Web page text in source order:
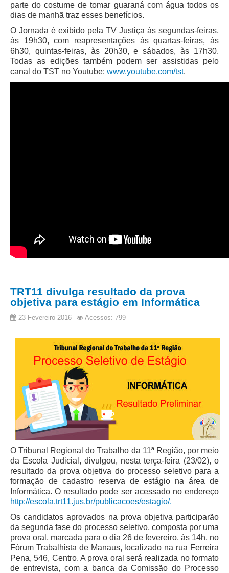
Resolução do Plantão Judiciário
Manuais do CNJ
Estrutura Organizacional
Protocolos de Julgamento
Integração das Ouvidorias
O que é Ouvidoria?
Carta de Serviços à Cidadania
Ouvidoria no CSJT
Dúvidas Frequentes
Faça sua Manifestação
Denúncia Assédio Moral ou Sexual
Denúncia Assédio Eleitoral
Notícia de Irregularidade Anônima
Denúncia Atos de Corrupção
Contato
Contatos - Trabalho Remoto
Fale Conosco
Atendimento ao Público
Fones TRT
Fones TST
Endereços das Unidades
parte do costume de tomar guaraná com água todos os
dias de manhã traz esses benefícios.
O Jornada é exibido pela TV Justiça às segundas-feiras,
às 19h30, com reapresentações às quartas-feiras, às
6h30, quintas-feiras, às 20h30, e sábados, às 17h30.
Todas as edições também podem ser assistidas pelo
canal do TST no Youtube: www.youtube.com/tst.
TRT11 divulga resultado da prova
objetiva para estágio em Informática
23 Fevereiro 2016 Acessos: 799
O Tribunal Regional do Trabalho da 11ª Região, por meio
da Escola Judicial, divulgou, nesta terça-feira (23/02), o
resultado da prova objetiva do processo seletivo para a
formação de cadastro reserva de estágio na área de
Informática. O resultado pode ser acessado no endereço
http://escola.trt11.jus.br/publicacoes/estagio/.
Os candidatos aprovados na prova objetiva participarão
da segunda fase do processo seletivo, composta por uma
prova oral, marcada para o dia 26 de fevereiro, às 14h, no
Fórum Trabalhista de Manaus, localizado na rua Ferreira
Pena, 546, Centro. A prova oral será realizada no formato
de entrevista, com a banca da Comissão do Processo